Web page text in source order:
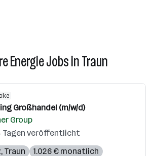
Energie Jobs in Traun
Großhandel (m/w/d)
Group
Tagen veröffentlicht
, Traun 1.026 € monatlich